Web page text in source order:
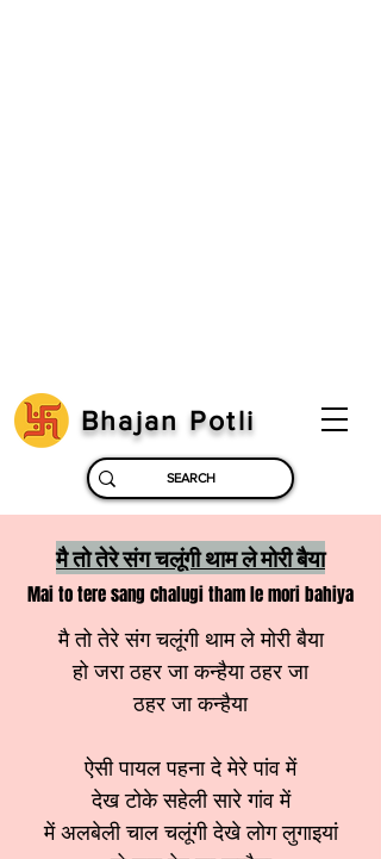
Bhajan Potli
मै तो तेरे संग चलूंगी थाम ले मोरी बैया
Mai to tere sang chalugi tham le mori bahiya
मै तो तेरे संग चलूंगी थाम ले मोरी बैया
हो जरा ठहर जा कन्हैया ठहर जा
ठहर जा कन्हैया
ऐसी पायल पहना दे मेरे पांव में
देख टोके सहेली सारे गांव में
में अलबेली चाल चलूंगी देखे लोग लुगाइयां